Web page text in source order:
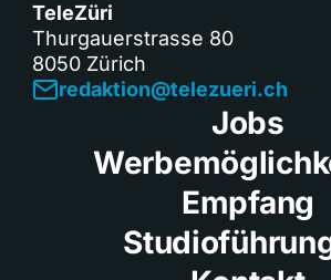
TeleZüri
Thurgauerstrasse 80
8050 Zürich
redaktion@telezueri.ch
Jobs
Empfang